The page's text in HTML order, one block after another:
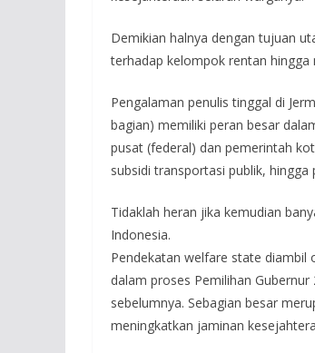
Demikian halnya dengan tujuan
terhadap kelompok rentan hingga
Pengalaman penulis tinggal di
bagian) memiliki peran besar
pusat (federal) dan pemerintah
subsidi transportasi publik,
Tidaklah heran jika kemudian
Indonesia.
Pendekatan welfare state diambil
dalam proses Pemilihan
sebelumnya. Sebagian besar
meningkatkan jaminan